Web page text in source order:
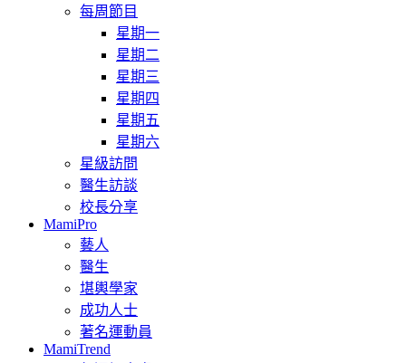
每周節目
星期一
星期二
星期三
星期四
星期五
星期六
星級訪問
醫生訪談
校長分享
MamiPro
藝人
醫生
堪輿學家
成功人士
著名運動員
MamiTrend